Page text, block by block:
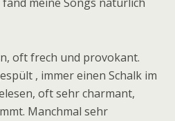
oft frech und provokant.
, immer einen Schalk im
oft sehr charmant,
Manchmal sehr